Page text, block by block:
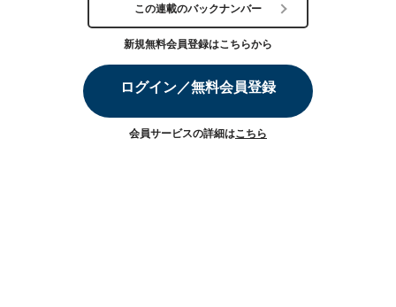
この連載のバックナンバー
新規無料会員登録はこちらから
ログイン／無料会員登録
会員サービスの詳細はこちら